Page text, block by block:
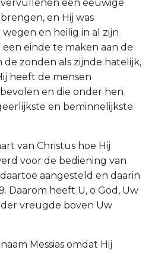
een eeuwige
en Hij was
en heilig in al zijn
einde te maken aan de
zonden als zijnde hatelijk,
heeft de mensen
en die onder hen
en beminnelijkste
van Christus hoe Hij
voor de bediening van
aangesteld en daarin
Daarom heeft U, o God, Uw
vreugde boven Uw
Messias omdat Hij